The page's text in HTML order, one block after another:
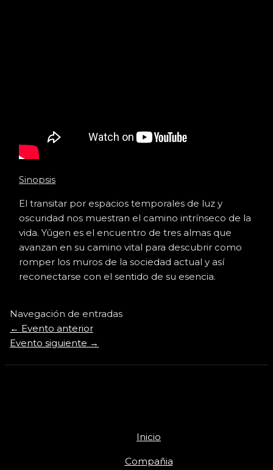
Sinopsis
El transitar por espacios temporales de luz y
oscuridad nos muestran el camino intrínseco de la
vida. Yûgen es el encuentro de tres almas que
avanzan en su camino vital para descubrir como
romper los muros de la sociedad actual y así
reconectarse con el sentido de su esencia.
Navegación de entradas
← Evento anterior
Evento siguiente →
Inicio
Compañia